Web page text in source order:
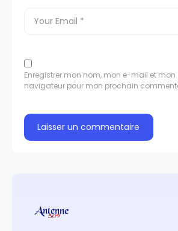
Enregistrer mon nom, mon e-mail et mon
navigateur pour mon prochain